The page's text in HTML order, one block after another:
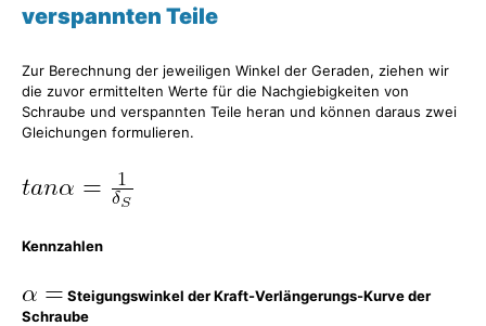
verspannten Teile
Zur Berechnung der jeweiligen Winkel der Geraden, ziehen wir
die zuvor ermittelten Werte für die Nachgiebigkeiten von
Schraube und verspannten Teile heran und können daraus zwei
Gleichungen formulieren.
Kennzahlen
Steigungswinkel der Kraft-Verlängerungs-Kurve der
Schraube